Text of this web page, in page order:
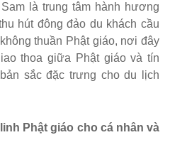
là trung tâm hành hương
hút đông đảo du khách cầu
thuần Phật giáo, nơi đây
thoa giữa Phật giáo và tín
sắc đặc trưng cho du lịch
Phật giáo cho cá nhân và